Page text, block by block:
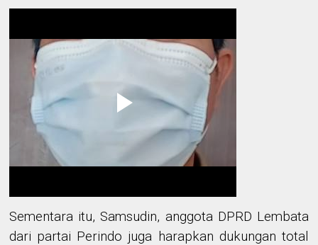
Sementara itu, Samsudin, anggota DPRD Lembata
dari partai Perindo juga harapkan dukungan total